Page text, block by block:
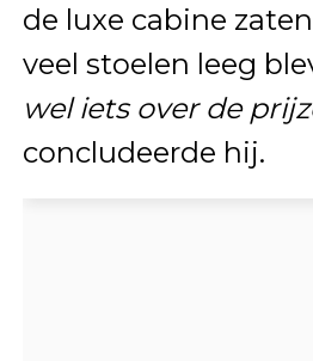
de luxe cabine
veel stoelen leeg
wel iets over de
concludeerde hij.